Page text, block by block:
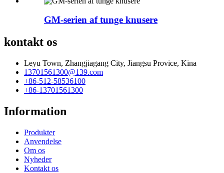
GM-serien af tunge knusere
kontakt os
Leyu Town, Zhangjiagang City, Jiangsu Provice, Kina
13701561300@139.com
+86-512-58536100
+86-13701561300
Information
Produkter
Anvendelse
Om os
Nyheder
Kontakt os